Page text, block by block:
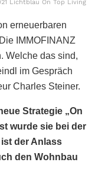
Lichtblau On Top Living
erneuerbaren
IMMOFINANZ
Welche das sind,
im Gespräch
Charles Steiner.
Strategie „On
wurde sie bei der
ist der Anlass
den Wohnbau